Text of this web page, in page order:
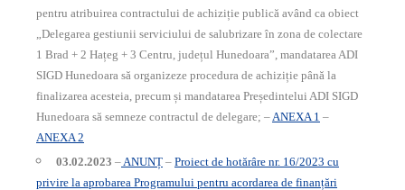
pentru atribuirea contractului de achiziție publică având ca obiect
„Delegarea gestiunii serviciului de salubrizare în zona de colectare
1 Brad + 2 Hațeg + 3 Centru, județul Hunedoara”, mandatarea ADI
SIGD Hunedoara să organizeze procedura de achiziție până la
finalizarea acesteia, precum și mandatarea Președintelui ADI SIGD
Hunedoara să semneze contractul de delegare; –ANEXA 1 –
ANEXA 2
03.02.2023 –ANUNȚ – Proiect de hotărâre nr. 16/2023 cu
privire la aprobarea Programului pentru acordarea de finanțări